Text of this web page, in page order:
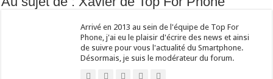
Arrivé en 2013 au sein de l'équipe de Top For
Phone, j'ai eu le plaisir d'écrire des news et ainsi
de suivre pour vous l'actualité du Smartphone.
Désormais, je suis le modérateur du forum.